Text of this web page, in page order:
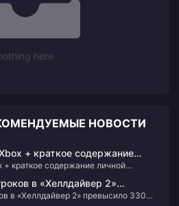
here
НОВОСТИ
+ краткое содержание
краткое содержание личной
в «Хеллдайвер 2»
усердно работает над
в «Хеллдайвер 2» превысило 330